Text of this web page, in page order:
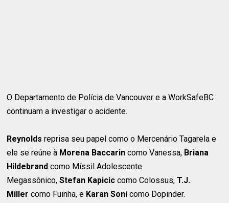
O Departamento de Polícia de Vancouver e a WorkSafeBC
continuam a investigar o acidente.
Reynolds reprisa seu papel como o Mercenário Tagarela e
ele se reúne à Morena Baccarin como Vanessa, Briana
Hildebrand como Míssil Adolescente
Megassônico,Stefan Kapicic como Colossus,T.J.
Millercomo Fuinha, e Karan Soni como Dopinder.